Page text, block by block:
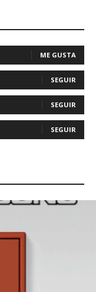
ME GUSTA
SEGUIR
SEGUIR
SEGUIR